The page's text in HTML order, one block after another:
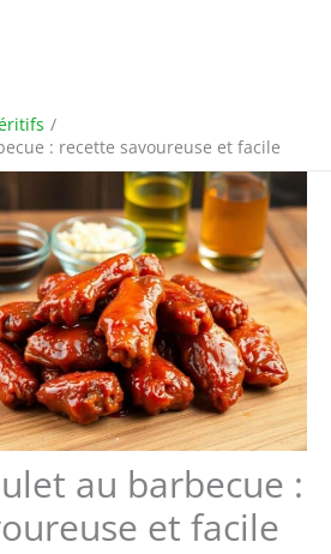
: recette savoureuse et facile
au barbecue :
et facile